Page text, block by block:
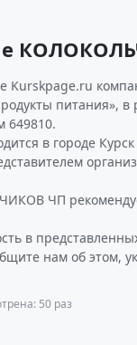
Kurskpage.ru
питания»,
649810.
в городе Курск
ЧП
в
нам об этом,
50 раз